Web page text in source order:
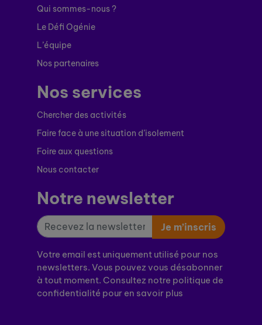
Qui sommes-nous ?
Le Défi Ogénie
L’équipe
Nos partenaires
Nos services
Chercher des activités
Faire face à une situation d’isolement
Foire aux questions
Nous contacter
Notre newsletter
Je m’inscris
Votre email est uniquement utilisé pour nos
newsletters. Vous pouvez vous désabonner
à tout moment. Consultez notre politique de
confidentialité pour en savoir plus